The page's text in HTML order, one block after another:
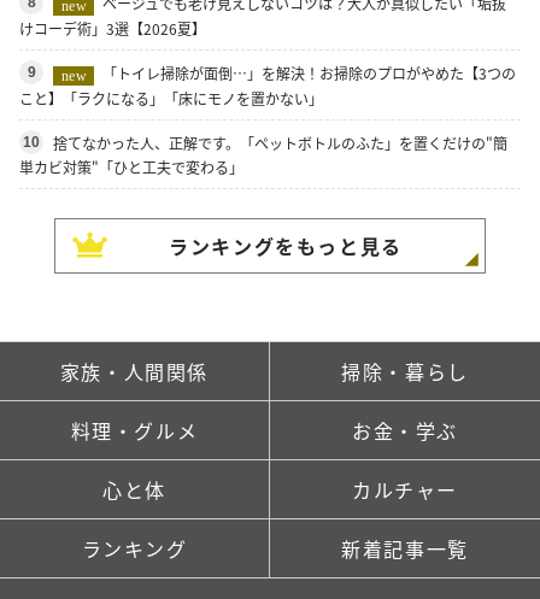
new
けコーデ術」3選【2026夏】
9 new
「トイレ掃除が面倒…」を解決！お掃除のプロがやめた【3つの
こと】「ラクになる」「床にモノを置かない」
10
捨てなかった人、正解です。「ペットボトルのふた」を置くだけの"簡
単カビ対策"「ひと工夫で変わる」
ランキングをもっと見る
家族・人間関係 掃除・暮らし
料理・グルメ お金・学ぶ
心と体 カルチャー
ランキング 新着記事一覧